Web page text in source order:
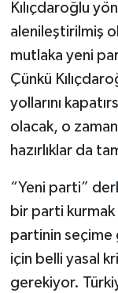
Kılıçdaroğlu
alenileştirilmiş
mutlaka yeni
Çünkü
yollarını
olacak, o
hazırlıklar da
“Yeni parti”
bir parti kurmak
partinin seçime
için belli yasal
gerekiyor.